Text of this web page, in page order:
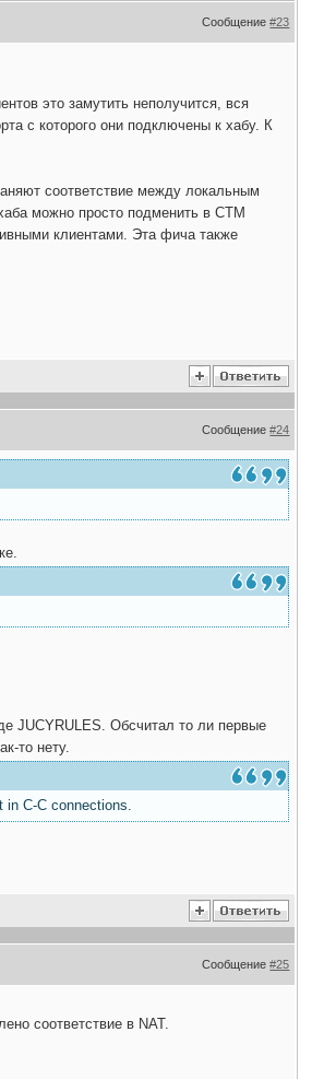
Сообщение#23
это замутить неполучится, вся
с которого они подключены к хабу. К
соответствие между локальным
можно просто подменить в CTM
клиентами. Эта фича также
Сообщение#24
JUCYRULES. Обсчитал то ли первые
то нету.
in C-C connections.
Сообщение#25
соответствие в NAT.